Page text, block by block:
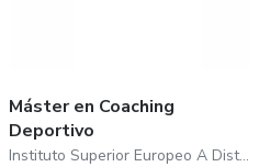
Máster en Coaching
Deportivo
Instituto Superior Europeo A Distancia De Barcelona S.L